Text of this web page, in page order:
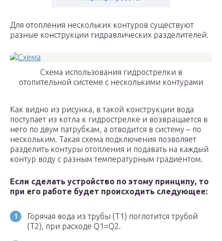
Для отопления нескольких контуров существуют
разные конструкции гидравлических разделителей.
Схема использования гидрострелки в
отопительной системе с несколькими контурами
Как видно из рисунка, в такой конструкции вода
поступает из котла к гидрострелке и возвращается в
него по двум патрубкам, а отводится в систему – по
нескольким. Такая схема подключения позволяет
разделить контуры отопления и подавать на каждый
контур воду с разным температурным градиентом.
Если сделать устройство по этому принципу, то
при его работе будет происходить следующее:
Горячая вода из трубы (Т1) поглотится трубой
(Т2), при расходе Q1=Q2.